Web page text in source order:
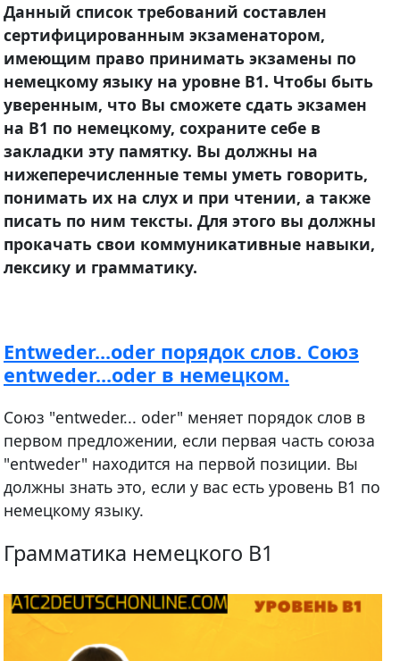
Данный список требований составлен
сертифицированным экзаменатором,
имеющим право принимать экзамены по
немецкому языку на уровне B1. Чтобы быть
уверенным, что Вы сможете сдать экзамен
на B1 по немецкому, сохраните себе в
закладки эту памятку. Вы должны на
нижеперечисленные темы уметь говорить,
понимать их на слух и при чтении, а также
писать по ним тексты. Для этого вы должны
прокачать свои коммуникативные навыки,
лексику и грамматику.
Entweder...oder порядок слов. Союз
entweder...oder в немецком.
Союз "entweder... oder" меняет порядок слов в
первом предложении, если первая часть союза
"entweder" находится на первой позиции. Вы
должны знать это, если у вас есть уровень В1 по
немецкому языку.
Грамматика немецкого B1